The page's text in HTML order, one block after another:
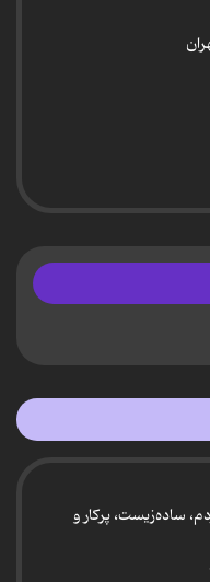
ساده‌زیست، پرکار و